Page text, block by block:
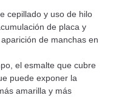
cepillado y uso de hilo
de placa y
de manchas en
el esmalte que cubre
puede exponer la
amarilla y más